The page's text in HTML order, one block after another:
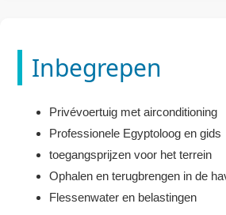
Inbegrepen
Privévoertuig met airconditioning
Professionele Egyptoloog en gids
toegangsprijzen voor het terrein
Ophalen en terugbrengen in de
Flessenwater en belastingen